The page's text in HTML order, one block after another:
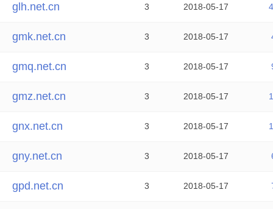
glh.net.cn 3 2018-05-17
gmk.net.cn 3 2018-05-17
gmq.net.cn 3 2018-05-17
gmz.net.cn 3 2018-05-17
gnx.net.cn 3 2018-05-17
gny.net.cn 3 2018-05-17
gpd.net.cn 3 2018-05-17